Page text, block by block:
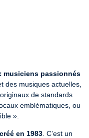
musiciens passionnés
des musiques actuelles,
de standards
emblématiques, ou
».
en 1983 . C’est un